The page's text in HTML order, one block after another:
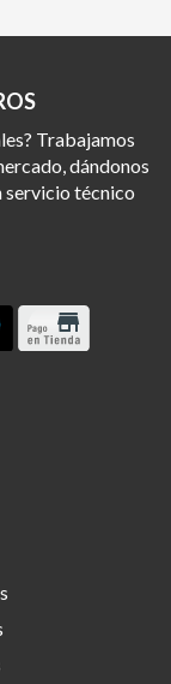
Trabajamos
dándonos
servicio técnico